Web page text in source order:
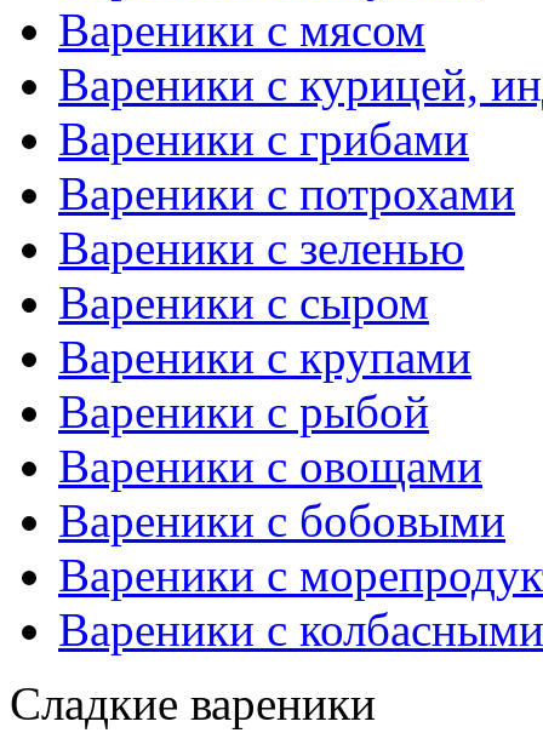
Вареники с мясом
Вареники с курицей,
Вареники с грибами
Вареники с потрохами
Вареники с зеленью
Вареники с сыром
Вареники с крупами
Вареники с рыбой
Вареники с овощами
Вареники с бобовыми
Вареники с
Вареники с
Сладкие вареники